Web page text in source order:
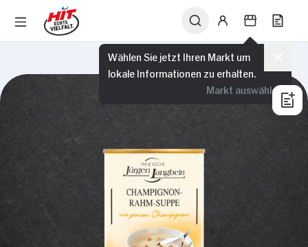
Wählen Sie jetzt Ihren Markt um
lokale Informationen zu erhalten.
Markt auswählen